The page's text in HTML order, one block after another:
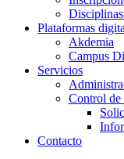
Plataformas
Akdemia
Campus
Servicios
Control de
Contacto